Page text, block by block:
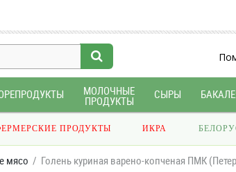
МОЛОЧНЫЕ
ПРОДУКТЫ
СЫРЫ
ПРОДУКТЫ ИКРА
мясо Голень куриная варено-копченая ПМК